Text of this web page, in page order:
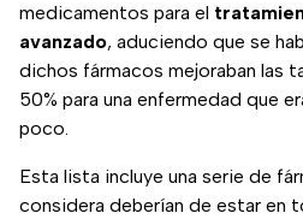
medicamentos para el
avanzado, aduciendo que se
dichos fármacos mejoraban las
50% para una enfermedad que
poco.
Esta lista incluye una serie de
considera deberían de estar en